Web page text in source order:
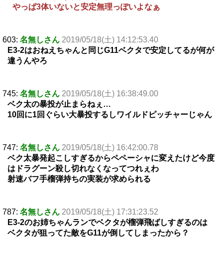
やっぱ3体いないと安定無理っぽいよなぁ
603: 名無しさん 2019/05/18(土) 14:12:53.40
E3-2はおねえちゃんと同じG11ベクタで安定してるが何が
違うんやろ
745: 名無しさん 2019/05/18(土) 16:38:49.00
ベク太の暴投が止まらねぇ…
10回に1回ぐらい大暴投するしワイルドピッチャーじゃん
747: 名無しさん 2019/05/18(土) 16:42:00.78
ベク太暴発起こしすぎるからペペーシャに変えたけど今度
はドラグーン殺し切れなくなってつれぇわ
射速バフ手榴弾持ちの実装が求められる
787: 名無しさん 2019/05/18(土) 17:31:23.52
E3-2のお姉ちゃんランでベクタが榴弾飛ばしすぎるのは
ベクタが狙ってた敵をG11が倒してしまったから？